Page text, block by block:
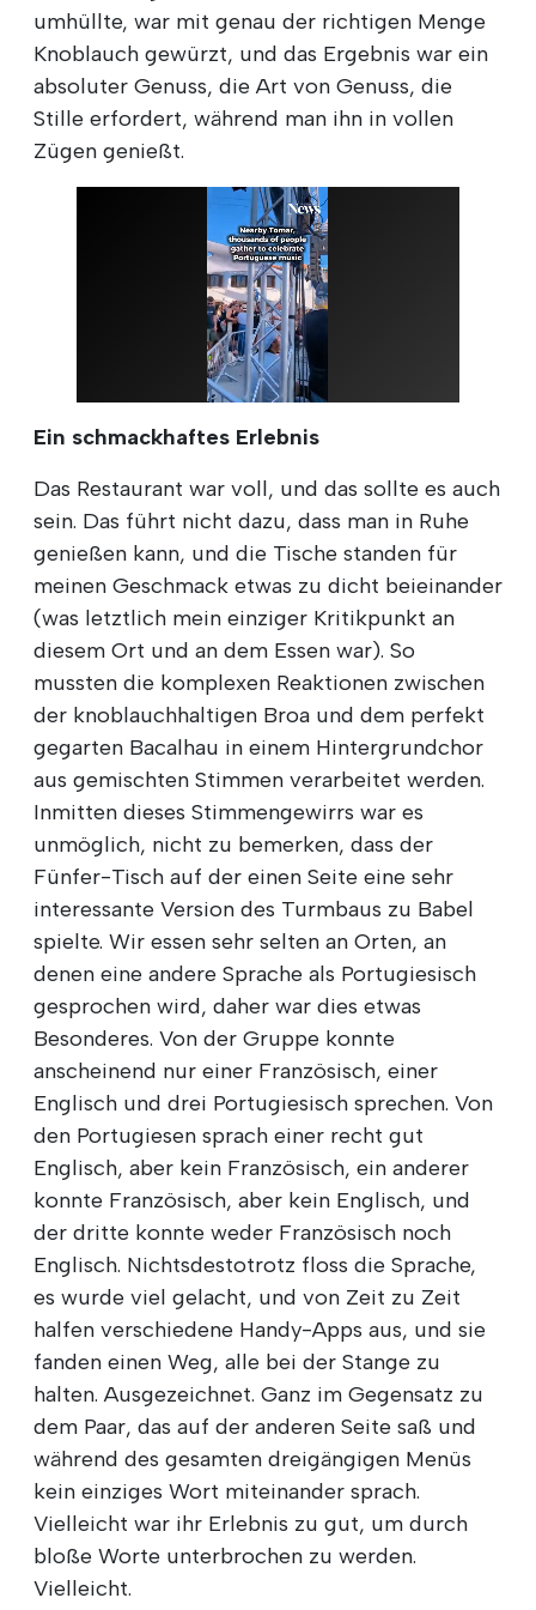
umhüllte, war mit genau der richtigen Menge
Knoblauch gewürzt, und das Ergebnis war ein
absoluter Genuss, die Art von Genuss, die
Stille erfordert, während man ihn in vollen
Zügen genießt.
Ein schmackhaftes Erlebnis
Das Restaurant war voll, und das sollte es auch
sein. Das führt nicht dazu, dass man in Ruhe
genießen kann, und die Tische standen für
meinen Geschmack etwas zu dicht beieinander
(was letztlich mein einziger Kritikpunkt an
diesem Ort und an dem Essen war). So
mussten die komplexen Reaktionen zwischen
der knoblauchhaltigen Broa und dem perfekt
gegarten Bacalhau in einem Hintergrundchor
aus gemischten Stimmen verarbeitet werden.
Inmitten dieses Stimmengewirrs war es
unmöglich, nicht zu bemerken, dass der
Fünfer-Tisch auf der einen Seite eine sehr
interessante Version des Turmbaus zu Babel
spielte. Wir essen sehr selten an Orten, an
denen eine andere Sprache als Portugiesisch
gesprochen wird, daher war dies etwas
Besonderes. Von der Gruppe konnte
anscheinend nur einer Französisch, einer
Englisch und drei Portugiesisch sprechen. Von
den Portugiesen sprach einer recht gut
Englisch, aber kein Französisch, ein anderer
konnte Französisch, aber kein Englisch, und
der dritte konnte weder Französisch noch
Englisch. Nichtsdestotrotz floss die Sprache,
es wurde viel gelacht, und von Zeit zu Zeit
halfen verschiedene Handy-Apps aus, und sie
fanden einen Weg, alle bei der Stange zu
halten. Ausgezeichnet. Ganz im Gegensatz zu
dem Paar, das auf der anderen Seite saß und
während des gesamten dreigängigen Menüs
kein einziges Wort miteinander sprach.
Vielleicht war ihr Erlebnis zu gut, um durch
bloße Worte unterbrochen zu werden.
Vielleicht.